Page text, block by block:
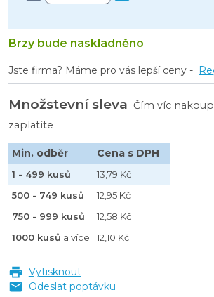
Brzy bude naskladněno
Jste firma? Máme pro vás lepší ceny -
Množstevní sleva Čím víc
zaplatíte
Min. odběr Cena s DPH
1 - 499 kusů
13,79 Kč
500 - 749 kusů
12,95 Kč
750 - 999 kusů
12,58 Kč
1000 kusů a více 12,10 Kč
Vytisknout
Odeslat poptávku